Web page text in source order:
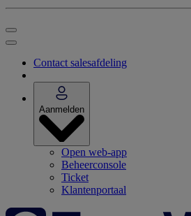
Contact salesafdeling
Aanmelden
Open web-app
Beheerconsole
Ticket
Klantenportaal